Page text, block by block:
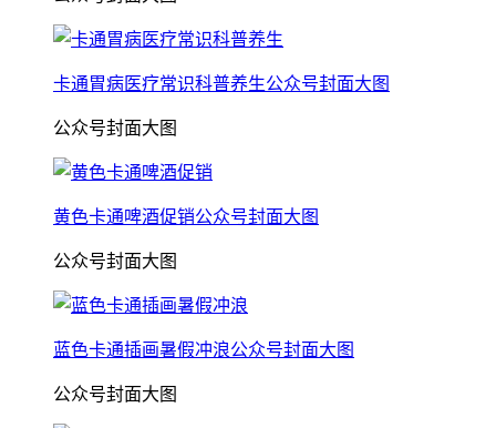
卡通胃病医疗常识科普养生公众号封面大图
公众号封面大图
黄色卡通啤酒促销公众号封面大图
公众号封面大图
蓝色卡通插画暑假冲浪公众号封面大图
公众号封面大图